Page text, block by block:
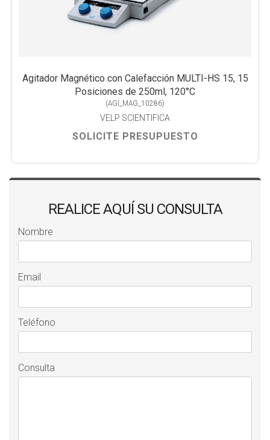
Agitador Magnético con Calefacción MULTI-HS 15, 15
Posiciones de 250ml, 120°C
(AGI_MAG_10286)
VELP SCIENTIFICA
SOLICITE PRESUPUESTO
REALICE AQUÍ SU CONSULTA
Nombre
Email
Teléfono
Consulta